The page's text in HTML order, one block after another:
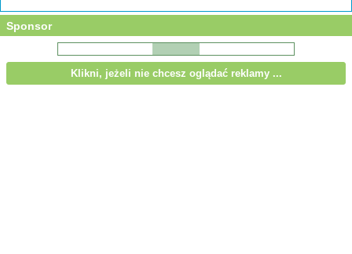
Sponsor
Klikni, jeżeli nie chcesz oglądać reklamy ...